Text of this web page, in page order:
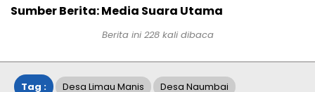
Sumber Berita: Media Suara Utama
Berita ini 228kali dibaca
Tag : Desa Limau Manis Desa Naumbai